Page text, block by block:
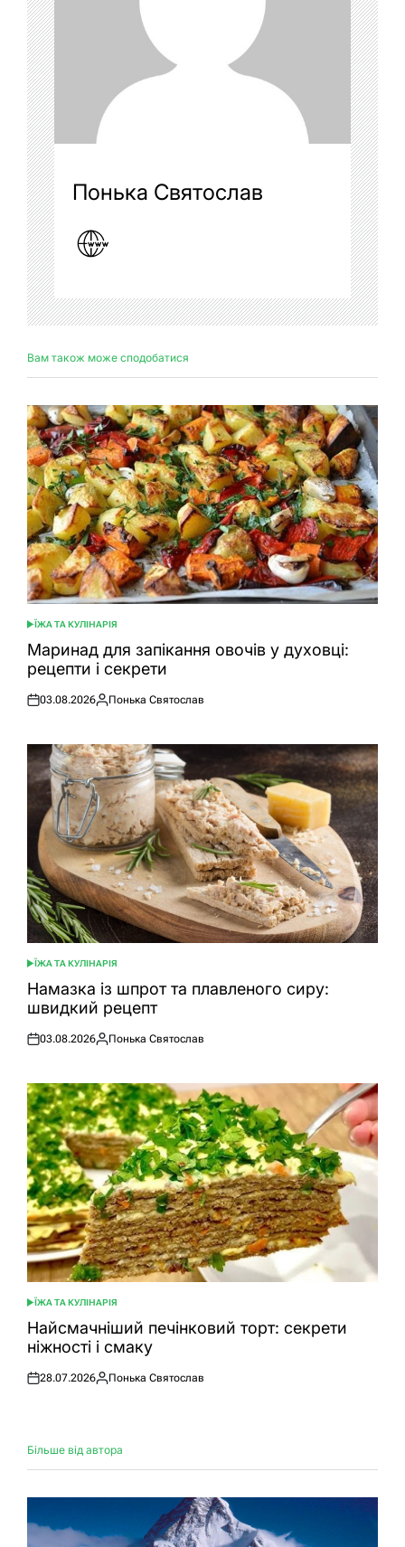
Понька Святослав
Вам також може сподобатися
ОПУБЛІКУВАТИ
У
ЇЖА ТА КУЛІНАРІЯ
Маринад для запікання овочів у духовці:
рецепти і секрети
Оприлюднено
03.08.2026
Опубліковано
Понька Святослав
ОПУБЛІКУВАТИ
У
ЇЖА ТА КУЛІНАРІЯ
Намазка із шпрот та плавленого сиру:
швидкий рецепт
Оприлюднено
03.08.2026
Опубліковано
Понька Святослав
ОПУБЛІКУВАТИ
У
ЇЖА ТА КУЛІНАРІЯ
Найсмачніший печінковий торт: секрети
ніжності і смаку
Оприлюднено
28.07.2026
Опубліковано
Понька Святослав
Більше від автора